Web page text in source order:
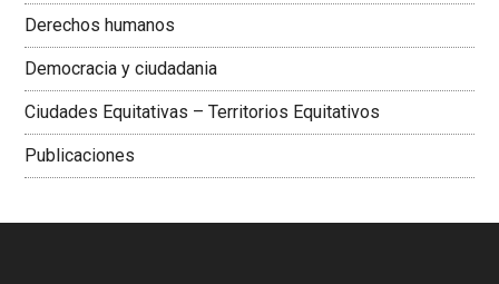
Derechos humanos
Democracia y ciudadania
Ciudades Equitativas – Territorios Equitativos
Publicaciones